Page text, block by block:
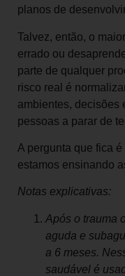
planos de
Talvez, então, o
errado ou
parte de qualquer
risco real é
ambientes, decisões
pessoas a parar de
A pergunta que fica
estamos ensinando
Notas explicativas:
Após o trauma
aguda e
a 6 meses.
saudável é